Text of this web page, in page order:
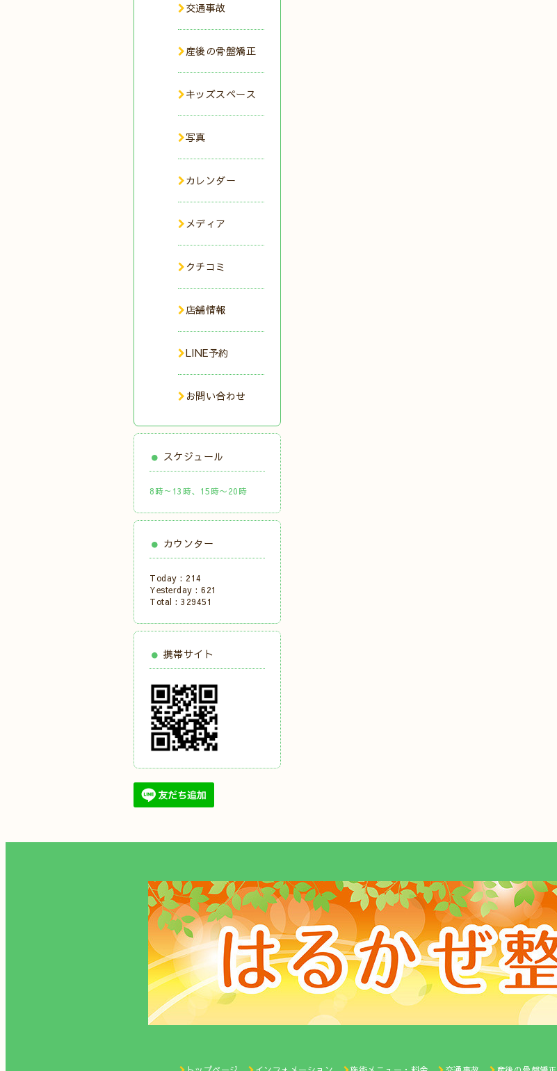
交通事故
産後の骨盤矯正
キッズスペース
写真
カレンダー
メディア
クチコミ
店舗情報
LINE予約
お問い合わせ
スケジュール
8時～13時、15時〜20時
カウンター
Today : 214
Yesterday : 621
Total : 329451
携帯サイト